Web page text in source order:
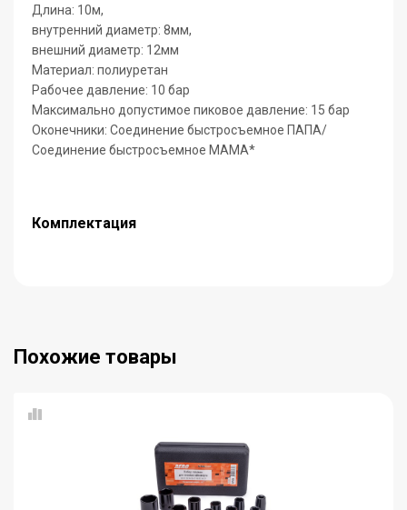
Длина: 10м,
внутренний диаметр: 8мм,
внешний диаметр: 12мм
Материал: полиуретан
Рабочее давление: 10 бар
Максимально допустимое пиковое давление: 15 бар
Оконечники: Соединение быстросъемное ПАПА/
Соединение быстросъемное МАМА*
Комплектация
Похожие товары